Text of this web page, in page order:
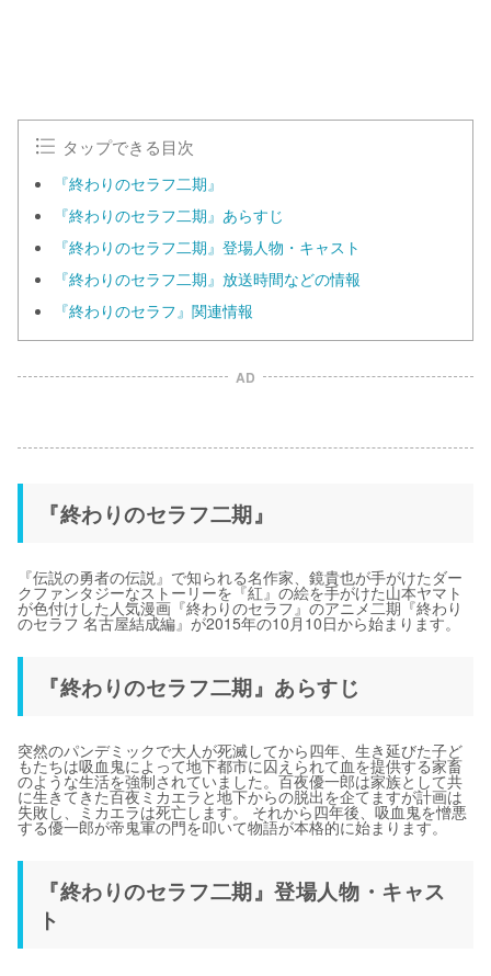
タップできる目次
『終わりのセラフ二期』
『終わりのセラフ二期』あらすじ
『終わりのセラフ二期』登場人物・キャスト
『終わりのセラフ二期』放送時間などの情報
『終わりのセラフ』関連情報
AD
『終わりのセラフ二期』
『伝説の勇者の伝説』で知られる名作家、鏡貴也が手がけたダー
クファンタジーなストーリーを『紅』の絵を手がけた山本ヤマト
が色付けした人気漫画『終わりのセラフ』のアニメ二期『終わり
のセラフ 名古屋結成編』が2015年の10月10日から始まります。
『終わりのセラフ二期』あらすじ
突然のパンデミックで大人が死滅してから四年、生き延びた子ど
もたちは吸血鬼によって地下都市に囚えられて血を提供する家畜
のような生活を強制されていました。百夜優一郎は家族として共
に生きてきた百夜ミカエラと地下からの脱出を企てますが計画は
失敗し、ミカエラは死亡します。 それから四年後、吸血鬼を憎悪
する優一郎が帝鬼軍の門を叩いて物語が本格的に始まります。
『終わりのセラフ二期』登場人物・キャス
ト